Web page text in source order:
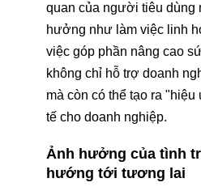
quan của người tiêu dùng
hưởng như làm việc linh
việc góp phần nâng cao
không chỉ hỗ trợ doanh
mà còn có thể tạo ra
tế cho doanh nghiệp.
Ảnh hưởng của tình
hướng tới tương lai